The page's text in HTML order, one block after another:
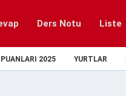
Ders Notu Liste
2025 YURTLAR